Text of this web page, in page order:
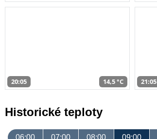
20:05 14,5 °C 21:05
Historické teploty
06:00 07:00 08:00 09:00